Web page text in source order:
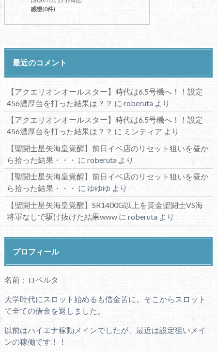
感想(0件)
最近のコメント
【アクエリオンオールスター】時代は6.5号機へ！！設定
456濃厚台を打った結果は？？ に roberutaより
【アクエリオンオールスター】時代は6.5号機へ！！設定
456濃厚台を打った結果は？？ に ミンティア より
【聖闘士星矢海皇覚醒】前日イベ店のリセット狙いを昼か
ら拾った結果・・・ に roberutaより
【聖闘士星矢海皇覚醒】前日イベ店のリセット狙いを昼か
ら拾った結果・・・ に ゆゆゆ より
【聖闘士星矢海皇覚醒】SR1400G以上を黄金聖闘士VS海
将軍なしで駆け抜けた結果wwwに roberutaより
プロフィール
名前：ロベルタ
大学時代にスロット始めるも借金苦に。そこからスロット
で全ての借金を返しました。
以前はハイエナ稼動メインでしたが、最近は設定狙いメイ
ンの稼働です！！